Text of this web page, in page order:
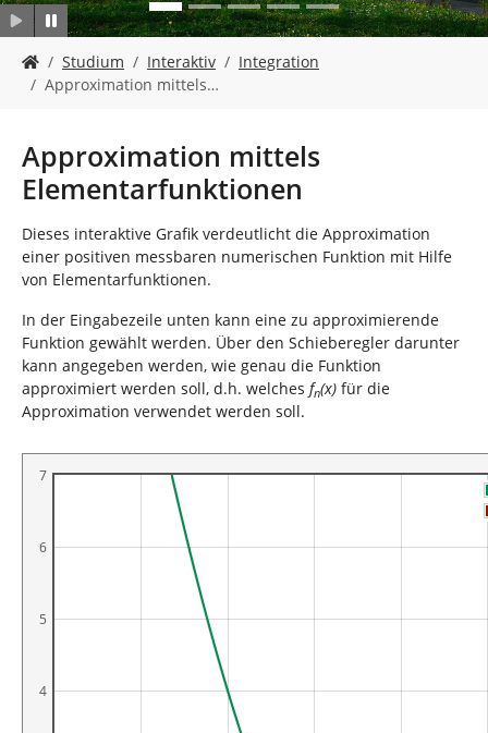
i
n
d
i
e
r
Studium Interaktiv
Integration
Approximation mittels…
Approximation mittels
Elementarfunktionen
Dieses interaktive Grafik verdeutlicht die Approximation
einer positiven messbaren numerischen Funktion mit Hilfe
von Elementarfunktionen.
In der Eingabezeile unten kann eine zu approximierende
Funktion gewählt werden. Über den Schieberegler darunter
kann angegeben werden, wie genau die Funktion
approximiert werden soll, d.h. welches fn(x) für die
Approximation verwendet werden soll.
4
5
6
7